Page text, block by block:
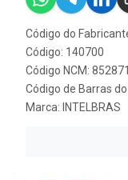
Código do
Código: 140700
Código NCM:
Código de Barras
Marca: INTELBRAS